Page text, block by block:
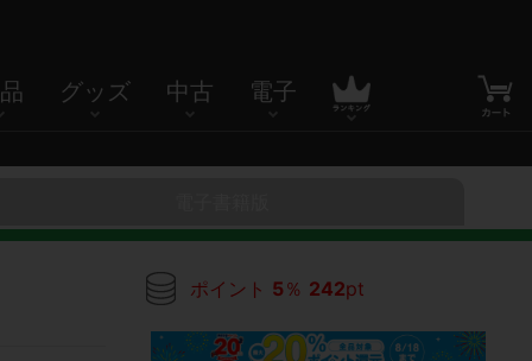
グッズ 中古 電子
ポイント 5 ％ 242pt